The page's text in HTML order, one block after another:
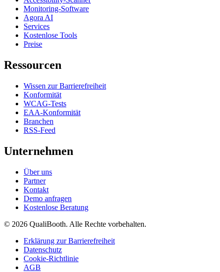
Monitoring-Software
Agora AI
Services
Kostenlose Tools
Preise
Ressourcen
Wissen zur Barrierefreiheit
Konformität
WCAG-Tests
EAA-Konformität
Branchen
RSS-Feed
Unternehmen
Über uns
Partner
Kontakt
Demo anfragen
Kostenlose Beratung
© 2026 QualiBooth. Alle Rechte vorbehalten.
Erklärung zur Barrierefreiheit
Datenschutz
Cookie-Richtlinie
AGB